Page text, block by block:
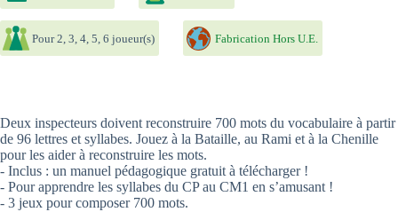
Pour 2, 3, 4, 5, 6 joueur(s) Fabrication Hors U.E.
Deux inspecteurs doivent reconstruire 700 mots du vocabulaire à partir
de 96 lettres et syllabes. Jouez à la Bataille, au Rami et à la Chenille
pour les aider à reconstruire les mots.
- Inclus : un manuel pédagogique gratuit à télécharger !
- Pour apprendre les syllabes du CP au CM1 en s’amusant !
- 3 jeux pour composer 700 mots.